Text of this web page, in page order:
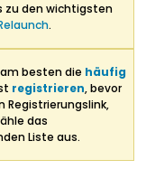
zu den wichtigsten
.
besten die häufig
registrieren, bevor
Registrierungslink,
das
Liste aus.